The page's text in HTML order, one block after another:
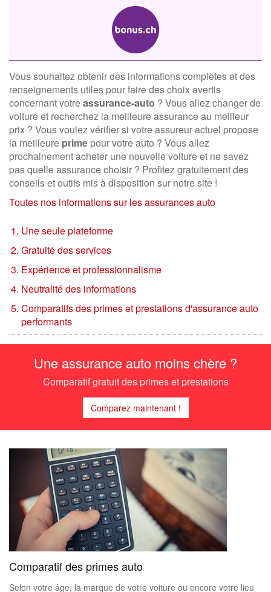
Vous souhaitez obtenir des informations complètes et des
renseignements utiles pour faire des choix avertis
concernant votreassurance-auto ? Vous allez changer de
voiture et recherchez la meilleure assurance au meilleur
prix ? Vous voulez vérifier si votre assureur actuel propose
la meilleure prime pour votre auto ? Vous allez
prochainement acheter une nouvelle voiture et ne savez
pas quelle assurance choisir ? Profitez gratuitement des
conseils et outils mis à disposition sur notre site !
Toutes nos informations sur les assurances auto
Une seule plateforme
Gratuité des services
Expérience et professionnalisme
Neutralité des informations
Comparatifs des primes et prestations d'assurance auto
performants
Une assurance auto moins chère ?
Comparatif gratuit des primes et prestations
Comparez maintenant !
Comparatif des primes auto
Selon votre âge, la marque de votre voiture ou encore votre lieu